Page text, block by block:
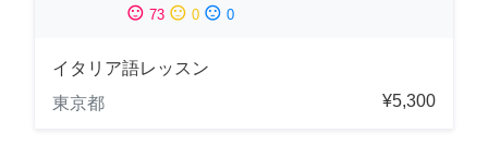
sentiment_satisfied 73 sentiment_neutral 0 sentiment_dissatisfied 0
イタリア語レッスン
東京都
¥5,300